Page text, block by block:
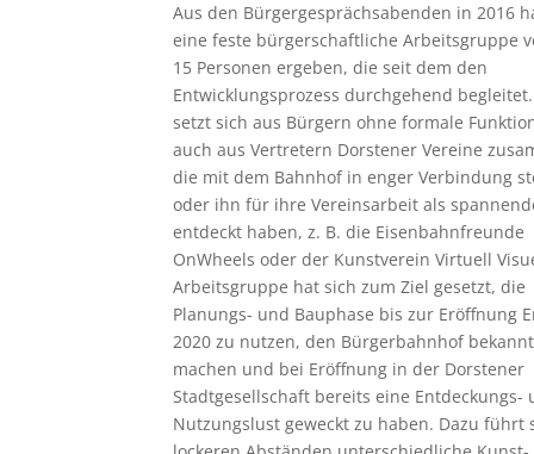
Aus den Bürgergesprächsabenden in 2016
eine feste bürgerschaftliche Arbeitsgruppe
15 Personen ergeben, die seit dem den
Entwicklungsprozess durchgehend
setzt sich aus Bürgern ohne formale
auch aus Vertretern Dorstener Vereine
die mit dem Bahnhof in enger Verbindung
oder ihn für ihre Vereinsarbeit als
entdeckt haben, z. B. die Eisenbahnfreunde
OnWheels oder der Kunstverein Virtuell
Arbeitsgruppe hat sich zum Ziel gesetzt, die
Planungs- und Bauphase bis zur Eröffnung
2020 zu nutzen, den Bürgerbahnhof
machen und bei Eröffnung in der Dorstener
Stadtgesellschaft bereits eine Entdeckungs-
Nutzungslust geweckt zu haben. Dazu führt